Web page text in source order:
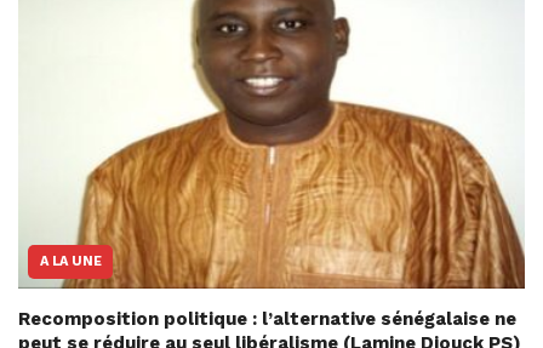
A LA UNE
Recomposition politique : l’alternative sénégalaise ne
peut se réduire au seul libéralisme (Lamine Diouck PS)